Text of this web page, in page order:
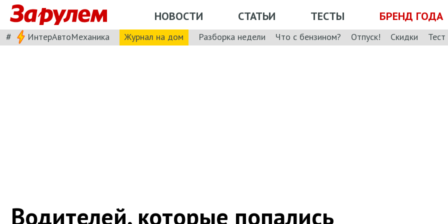
НОВОСТИ СТАТЬИ ТЕСТЫ БРЕНД ГОДА
# ИнтерАвтоМеханика Журнал на дом Разборка недели Что с бензином? Отпуск! Скидки
Водителей, которые попались